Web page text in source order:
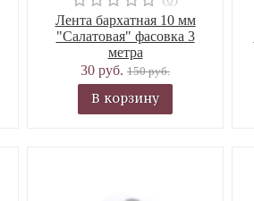
Лента бархатная 10 мм
"Салатовая" фасовка 3
метра
30 руб. 150 руб.
В корзину